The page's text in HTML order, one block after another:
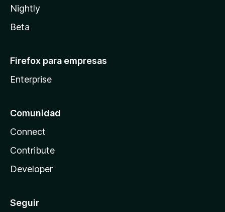
Nightly
Beta
Firefox para empresas
Enterprise
Comunidad
Connect
Contribute
Developer
Seguir